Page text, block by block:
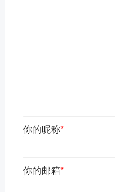
你的昵称*
你的邮箱*